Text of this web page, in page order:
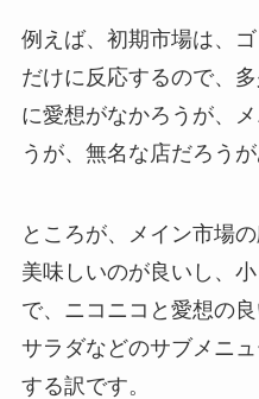
例えば、初期市場は、
だけに反応するので、
に愛想がなかろうが、
うが、無名な店だろう
ところが、メイン市場
美味しいのが良いし、
で、ニコニコと愛想の
サラダなどのサブメニ
する訳です。